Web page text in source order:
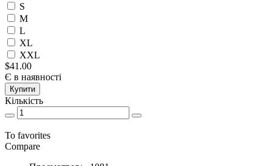
S
M
L
XL
XXL
$41.00
Є в наявності
Купити
Кількість
To favorites
Compare